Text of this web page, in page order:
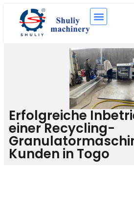
Erfolgreiche
einer Recycling-
Kunden in Togo